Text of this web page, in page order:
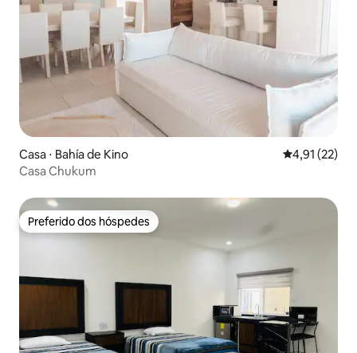
Casa ⋅ Bahía de Kino 4,91 de uma
4,91 (22)
Casa Chukum
Preferido dos hóspedes
Preferido dos hóspedes